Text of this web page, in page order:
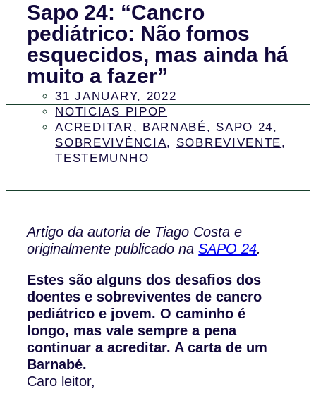
Sapo 24: “Cancro
pediátrico: Não fomos
esquecidos, mas ainda há
muito a fazer”
31 JANUARY, 2022
NOTICIAS PIPOP
ACREDITAR , BARNABÉ, SAPO 24,
SOBREVIVÊNCIA, SOBREVIVENTE,
TESTEMUNHO
Artigo da autoria de Tiago Costa e
originalmente publicado naSAPO 24.
Estes são alguns dos desafios dos
doentes e sobreviventes de cancro
pediátrico e jovem. O caminho é
longo, mas vale sempre a pena
continuar a acreditar. A carta de um
Barnabé.
Caro leitor,